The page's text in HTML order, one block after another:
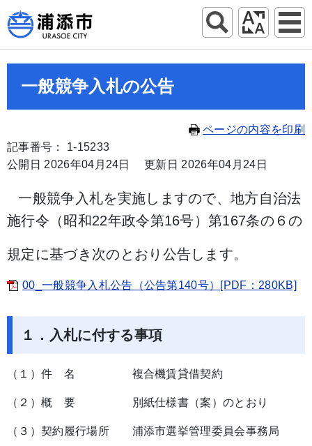
一般競争入札の公告
ページの内容を印刷
記事番号： 1-15233
公開日 2026年04月24日
更新日 2026年04月24日
一般競争入札を実施しますので、地方自治法
施行令（昭和22年政令第16号）第167条の６の
規定に基づき次のとおり公告します。
00_一般競争入札公告（公告第140号）[PDF：280KB]
１．入札に付する事項
（１）件 名 複合機賃貸借契約
（２）概 要 別紙仕様書（案）のとおり
（３）契約履行場所 浦添市選挙管理委員会事務局